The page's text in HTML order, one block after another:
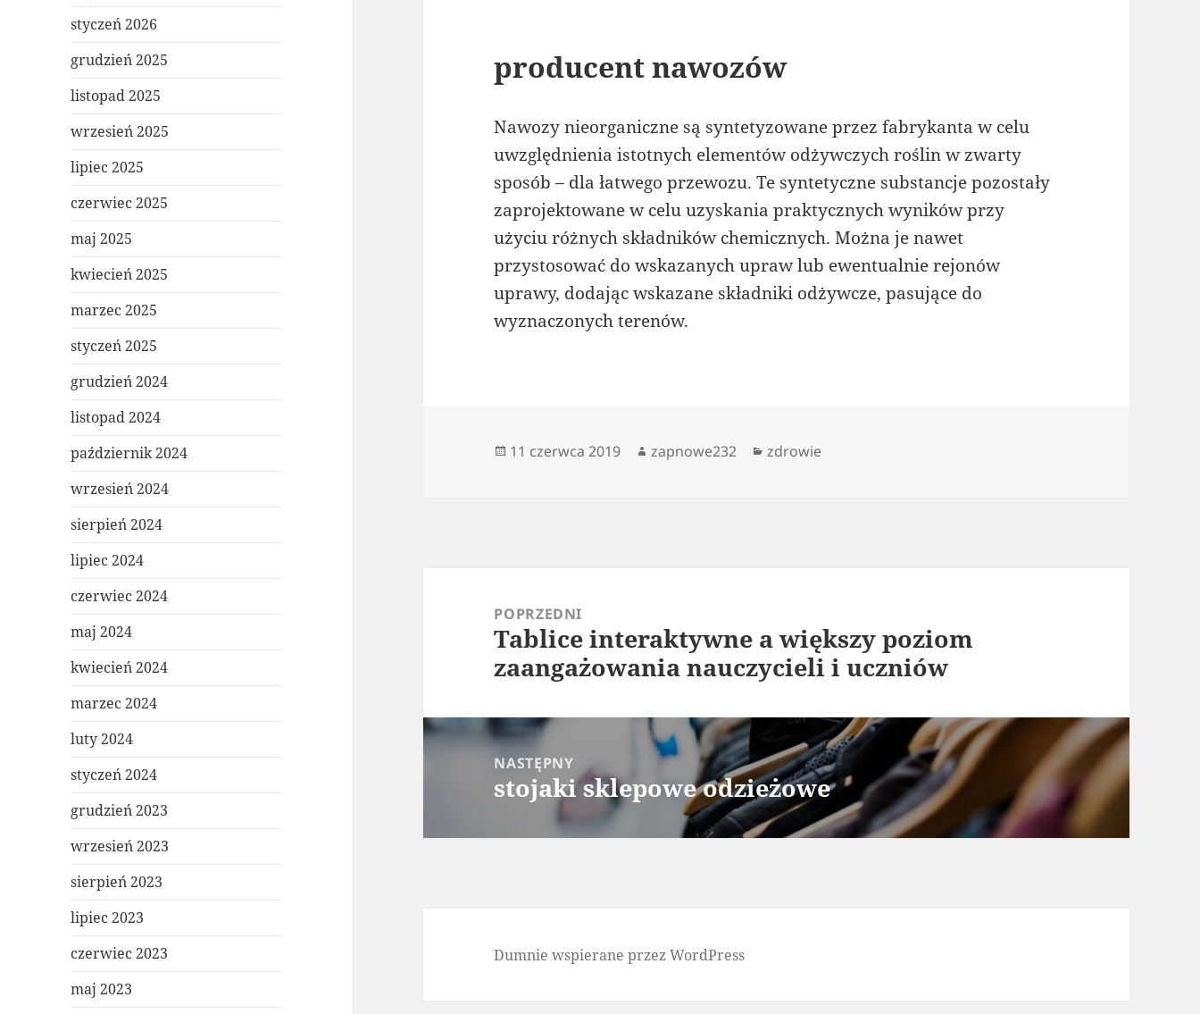
styczeń 2026
grudzień 2025
listopad 2025
wrzesień 2025
lipiec 2025
czerwiec 2025
maj 2025
kwiecień 2025
marzec 2025
styczeń 2025
grudzień 2024
listopad 2024
październik 2024
wrzesień 2024
sierpień 2024
lipiec 2024
czerwiec 2024
maj 2024
kwiecień 2024
marzec 2024
luty 2024
styczeń 2024
grudzień 2023
wrzesień 2023
sierpień 2023
lipiec 2023
czerwiec 2023
maj 2023
producent nawozów
Nawozy nieorganiczne są syntetyzowane przez fabrykanta w celu
uwzględnienia istotnych elementów odżywczych roślin w zwarty
sposób – dla łatwego przewozu. Te syntetyczne substancje pozostały
zaprojektowane w celu uzyskania praktycznych wyników przy
użyciu różnych składników chemicznych. Można je nawet
przystosować do wskazanych upraw lub ewentualnie rejonów
uprawy, dodając wskazane składniki odżywcze, pasujące do
wyznaczonych terenów.
Data
11 czerwca 2019 Autor
zapnowe232 Kategorie
zdrowie
POPRZEDNI
Poprzedni
wpis:
Tablice interaktywne a większy poziom
zaangażowania nauczycieli i uczniów
NASTĘPNY
Następny
stojaki sklepowe odzieżowe
Dumnie wspierane przez WordPress